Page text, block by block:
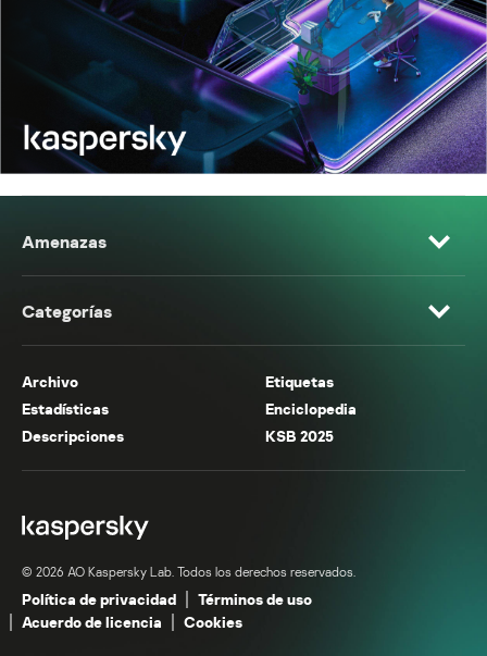
Amenazas
Categorías
Archivo
Etiquetas
Estadísticas
Enciclopedia
Descripciones
KSB 2025
© 2026 AO Kaspersky Lab. Todos los derechos reservados.
Política de privacidad
Términos de uso
Acuerdo de licencia
Cookies